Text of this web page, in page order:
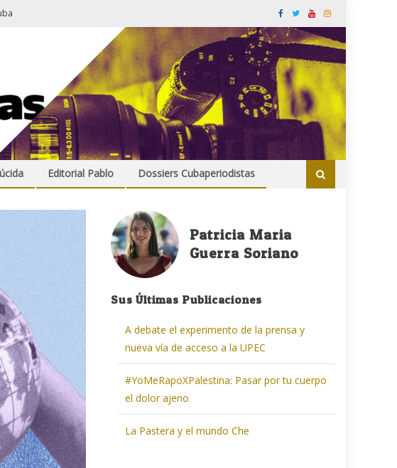
Editorial Pablo Dossiers Cubaperiodistas
Patricia Maria
Guerra Soriano
Sus Últimas Publicaciones
A debate el experimento de la prensa y
nueva vía de acceso a la UPEC
#YoMeRapoXPalestina: Pasar por tu cuerpo
el dolor ajeno
La Pastera y el mundo Che